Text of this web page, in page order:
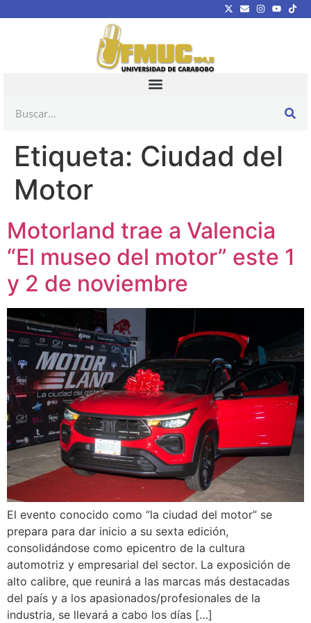
Etiqueta: Ciudad del
Motor
Motorland trae a Valencia
“El museo del motor” este 1
y 2 de noviembre
El evento conocido como “la ciudad del motor” se
prepara para dar inicio a su sexta edición,
consolidándose como epicentro de la cultura
automotriz y empresarial del sector. La exposición de
alto calibre, que reunirá a las marcas más destacadas
del país y a los apasionados/profesionales de la
industria, se llevará a cabo los días […]